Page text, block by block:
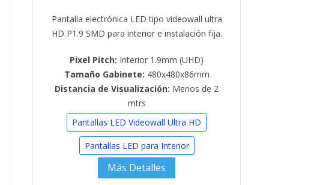
Pantalla electrónica LED tipo videowall ultra
HD P1.9 SMD para interior e instalación fija.
Pixel Pitch: Interior 1.9mm (UHD)
Tamaño Gabinete: 480x480x86mm
Distancia de Visualización: Menos de 2
mtrs
Pantallas LED Videowall Ultra HD
Pantallas LED para Interior
Más Detalles